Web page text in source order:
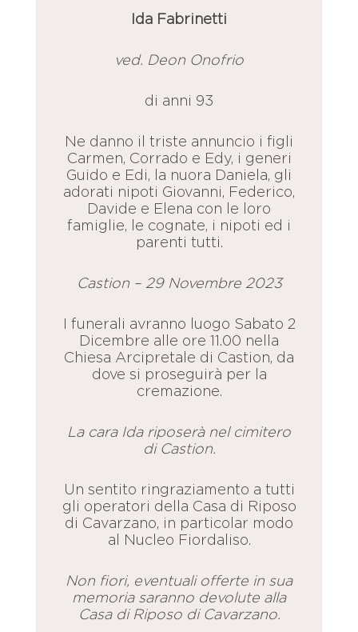
Ida Fabrinetti
ved. Deon Onofrio
di anni 93
Ne danno il triste annuncio i figli
Carmen, Corrado e Edy, i generi
Guido e Edi, la nuora Daniela, gli
adorati nipoti Giovanni, Federico,
Davide e Elena con le loro
famiglie, le cognate, i nipoti ed i
parenti tutti.
Castion – 29 Novembre 2023
I funerali avranno luogo Sabato 2
Dicembre alle ore 11.00 nella
Chiesa Arcipretale di Castion, da
dove si proseguirà per la
cremazione.
La cara Ida riposerà nel cimitero
di Castion.
Un sentito ringraziamento a tutti
gli operatori della Casa di Riposo
di Cavarzano, in particolar modo
al Nucleo Fiordaliso.
Non fiori, eventuali offerte in sua
memoria saranno devolute alla
Casa di Riposo di Cavarzano.